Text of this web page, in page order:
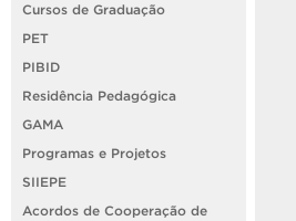
Cursos de Graduação
PET
PIBID
Residência Pedagógica
GAMA
Programas e Projetos
SIIEPE
Acordos de Cooperação de